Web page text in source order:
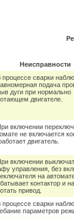
Неисправности
процессе сварки
подача
дуги при нормально
двигателе.
включении
не включается
двигатель.
включении
управления, без
на
контактор и
привод.
процессе сварки
параметров